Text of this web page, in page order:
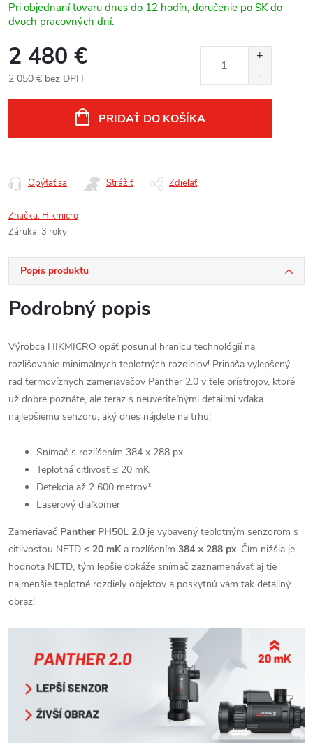
Pri objednaní tovaru dnes do 12 hodín, doručenie po SK do
dvoch pracovných dní.
2 480 €
2 050 € bez DPH
PRIDAŤ DO KOŠÍKA
Opýtať sa Strážiť Zdieľať
Značka: Hikmicro
Záruka: 3 roky
Popis produktu
Podrobný popis
Výrobca HIKMICRO opäť posunul hranicu technológií na
rozlišovanie minimálnych teplotných rozdielov! Prináša vylepšený
rad termovíznych zameriavačov Panther 2.0 v tele prístrojov, ktoré
už dobre poznáte, ale teraz s neuveriteľnými detailmi vďaka
najlepšiemu senzoru, aký dnes nájdete na trhu!
Snímač s rozlíšením 384 x 288 px
Teplotná citlivosť ≤ 20 mK
Detekcia až 2 600 metrov*
Laserový diaľkomer
Zameriavač Panther PH50L 2.0 je vybavený teplotným senzorom s
citlivosťou NETD ≤ 20 mKa rozlíšením 384 × 288 px. Čím nižšia je
hodnota NETD, tým lepšie dokáže snímač zaznamenávať aj tie
najmenšie teplotné rozdiely objektov a poskytnú vám tak detailný
obraz!